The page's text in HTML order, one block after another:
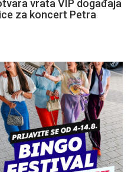
vrata VIP događaja
za koncert Petra